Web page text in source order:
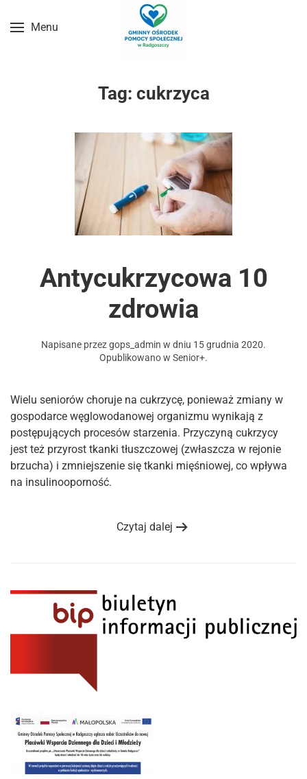
Przejdź do treści głównej
Menu
Tag: cukrzyca
Antycukrzycowa 10
zdrowia
Napisane przezgops_admin w dniu 15 grudnia 2020.
Opublikowano w Senior+.
Wielu seniorów choruje na cukrzycę, ponieważ zmiany w
gospodarce węglowodanowej organizmu wynikają z
postępujących procesów starzenia. Przyczyną cukrzycy
jest też przyrost tkanki tłuszczowej (zwłaszcza w rejonie
brzucha) i zmniejszenie się tkanki mięśniowej, co wpływa
na insulinooporność.
Czytaj dalej